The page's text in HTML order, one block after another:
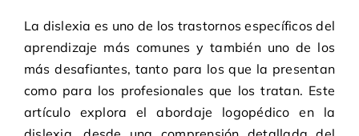
La dislexia es uno de los trastornos específicos del
aprendizaje más comunes y también uno de los
más desafiantes, tanto para los que la presentan
como para los profesionales que los tratan. Este
artículo explora el abordaje logopédico en la